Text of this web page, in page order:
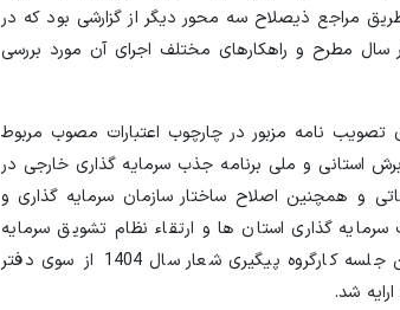
مراجع ذیصلاح سه محور دیگر از گزارشی بود که در
مطرح و راهکارهای مختلف اجرای آن مورد بررسی
نامه مزبور در چارچوب اعتبارات مصوب مربوط
استانی و ملی برنامه جذب سرمایه گذاری خارجی در
و همچنین اصلاح ساختار سازمان سرمایه گذاری و
گذاری استان ها و ارتقاء نظام تشویق سرمایه
گذاری نیز آخرین محورهایی بود که درسومین جلسه کارگروه پیگیری شعار سال 1404 از سوی دفتر
شد.